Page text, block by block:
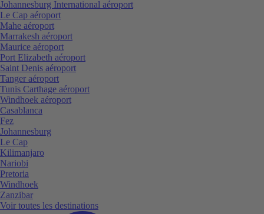
Johannesburg International aéroport
Le Cap aéroport
Mahe aéroport
Marrakesh aéroport
Maurice aéroport
Port Elizabeth aéroport
Saint Denis aéroport
Tanger aéroport
Tunis Carthage aéroport
Windhoek aéroport
Casablanca
Fez
Johannesburg
Le Cap
Kilimanjaro
Nariobi
Pretoria
Windhoek
Zanzibar
Voir toutes les destinations